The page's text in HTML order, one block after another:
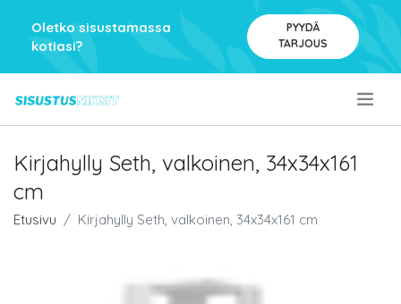
Oletko sisustamassa
kotiasi?
PYYDÄ
TARJOUS
Kirjahylly Seth, valkoinen, 34x34x161
cm
Etusivu Kirjahylly Seth, valkoinen, 34x34x161 cm